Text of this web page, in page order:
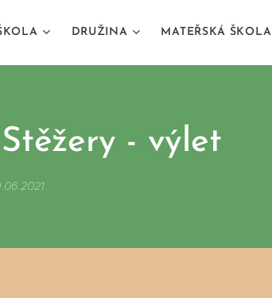
DRUŽINA MATEŘSKÁ ŠKOLA
- výlet